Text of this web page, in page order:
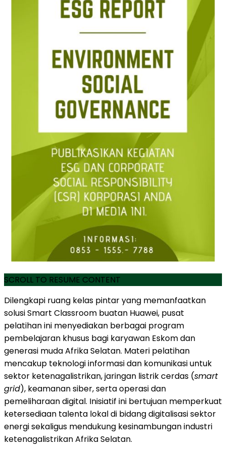
SCROLL TO RESUME CONTENT
Dilengkapi ruang kelas pintar yang memanfaatkan
solusi Smart Classroom buatan Huawei, pusat
pelatihan ini menyediakan berbagai program
pembelajaran khusus bagi karyawan Eskom dan
generasi muda Afrika Selatan. Materi pelatihan
mencakup teknologi informasi dan komunikasi untuk
sektor ketenagalistrikan, jaringan listrik cerdas (smart
grid), keamanan siber, serta operasi dan
pemeliharaan digital. Inisiatif ini bertujuan memperkuat
ketersediaan talenta lokal di bidang digitalisasi sektor
energi sekaligus mendukung kesinambungan industri
ketenagalistrikan Afrika Selatan.